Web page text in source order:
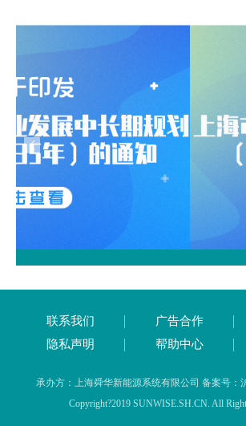
联系我们 广告合作
隐私声明
帮助中心
承办方：上海舜华新能源系统有限公司 备案号：
Copyright?2019 SUNWISE.SH.CN. All